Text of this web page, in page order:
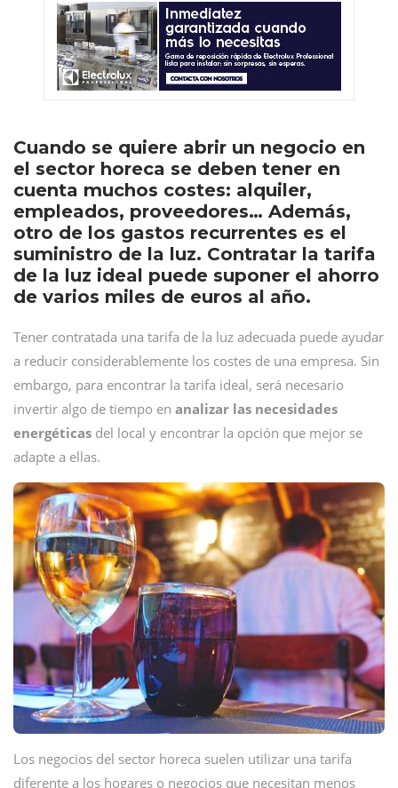
Cuando se quiere abrir un negocio en
el sector horeca se deben tener en
cuenta muchos costes: alquiler,
empleados, proveedores… Además,
otro de los gastos recurrentes es el
suministro de la luz. Contratar la tarifa
de la luz ideal puede suponer el ahorro
de varios miles de euros al año.
Tener contratada una tarifa de la luz adecuada puede ayudar
a reducir considerablemente los costes de una empresa. Sin
embargo, para encontrar la tarifa ideal, será necesario
invertir algo de tiempo en analizar las necesidades
energéticas del local y encontrar la opción que mejor se
adapte a ellas.
Los negocios del sector horeca suelen utilizar una tarifa
diferente a los hogares o negocios que necesitan menos